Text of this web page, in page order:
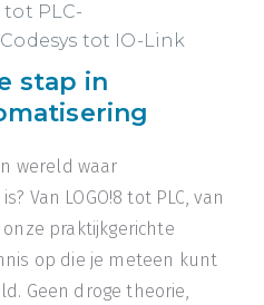
tot PLC-
tot IO-Link
stap in
wereld waar
Van LOGO!8 tot PLC, van
praktijkgerichte
op die je meteen kunt
Geen droge theorie,